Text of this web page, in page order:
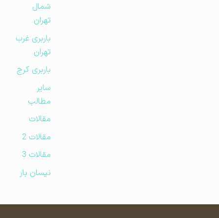
شمال
تهران
باربری غرب
تهران
باربری کرج
مطالب
مقالات
مقالات 2
مقالات 3
نیسان بار